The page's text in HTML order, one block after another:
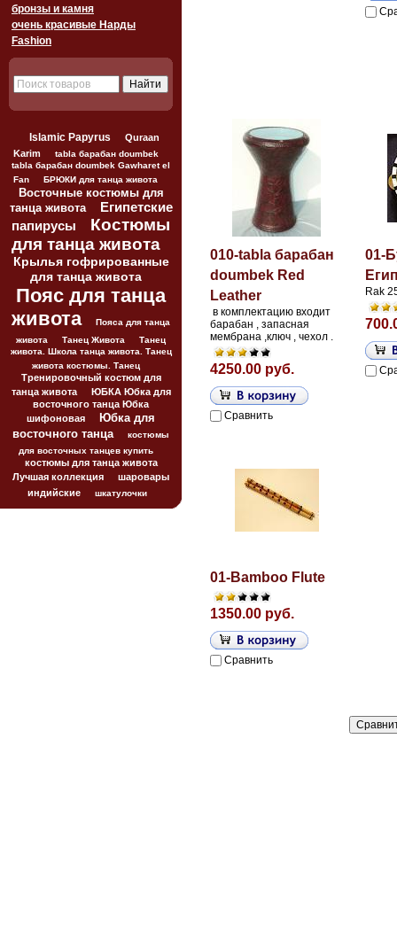
бронзы и камня
очень красивые Нарды
Fashion
Islamic Papyrus
Quraan
Karim
tabla барабан doumbek
tabla барабан doumbek Gawharet el
Fan
БРЮКИ для танца живота
Восточные костюмы для
танца живота
Египетские
папирусы
Костюмы
для танца живота
Крылья гофрированные
для танца живота
Пояс для танца
живота
Пояса для танца
живота
Танец Живота
Танец
живота. Школа танца живота. Танец
живота костюмы. Танец
Тренировочный костюм для
танца живота
ЮБКА Юбка для
восточного танца Юбка
шифоновая
Юбка для
восточного танца
костюмы
для восточных танцев купить
костюмы для танца живота
Лучшая коллекция
шаровары
индийские
шкатулочки
010-tabla барабан
doumbek Red
Leather
в комплектацию входит
барабан , запасная
мембрана ,ключ , чехол .
4250.00 руб.
Сравнить
01-
Rak
01-Bamboo Flute
1350.00 руб.
Сравнить